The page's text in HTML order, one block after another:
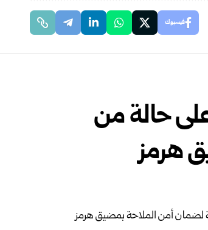
فيسبوك
على حالة من
‏هرمز‏